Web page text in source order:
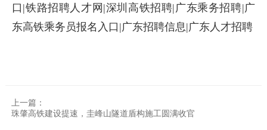
口|铁路招聘人才网|深圳高铁招聘|广东乘务招聘|广
东高铁乘务员报名入口|广东招聘信息|广东人才招聘
上一篇：
珠肇高铁建设提速，圭峰山隧道盾构施工圆满收官